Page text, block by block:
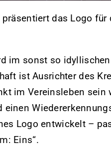
das Logo
im sonst so
ist Ausrichter des
im Vereinsleben sein
einen
Logo entwickelt –
Eins“.